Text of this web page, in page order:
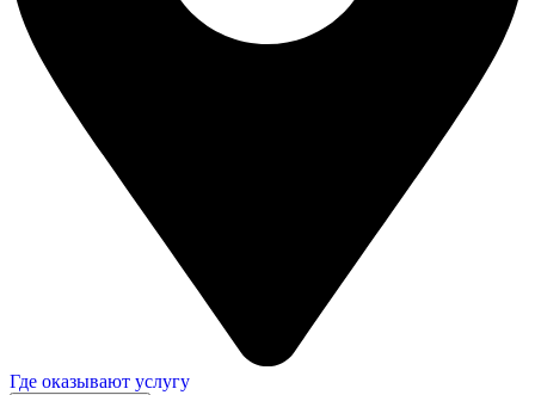
Где оказывают услугу